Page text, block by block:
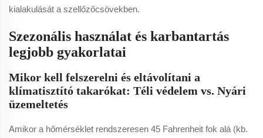
kialakulását a szellőzőcsövekben.
Szezonális használat és karbantartás
legjobb gyakorlatai
Mikor kell felszerelni és eltávolítani a
klímatisztító takarókat: Téli védelem vs. Nyári
üzemeltetés
Amikor a hőmérséklet rendszeresen 45 Fahrenheit fok alá (kb.